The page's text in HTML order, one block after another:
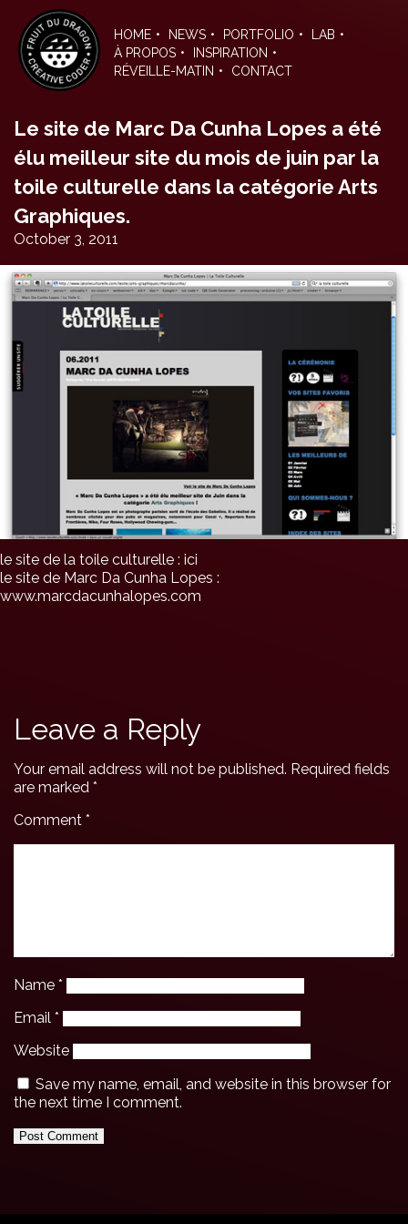
the
content
HOME NEWS PORTFOLIO
LAB
À PROPOS
INSPIRATION
RÉVEILLE-MATIN
CONTACT
Le site de Marc Da Cunha Lopes a été
élu meilleur site du mois de juin par la
toile culturelle dans la catégorie Arts
Graphiques.
October 3, 2011
le site de la toile culturelle : ici
le site de Marc Da Cunha Lopes :
www.marcdacunhalopes.com
Leave a Reply
Your email address will not be published. Required fields
are marked *
Comment *
Name *
Email *
Website
Save my name, email, and website in this browser for
the next time I comment.